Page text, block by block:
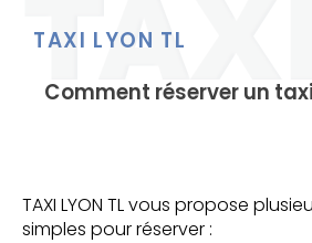
TAXI LYON TL
Comment réserver un
TAXI LYON TL vous propose
simples pour réserver :